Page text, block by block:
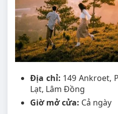
Địa chỉ: 149 Ankroet,
Lạt, Lâm Đồng
Giờ mở cửa: Cả ngày